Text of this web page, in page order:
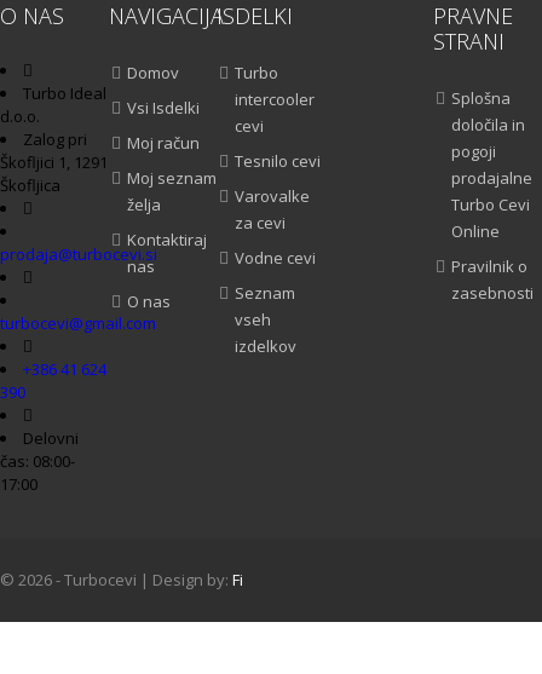
O NAS
Turbo Ideal
d.o.o.
Zalog pri
Škofljici 1, 1291
Škofljica
prodaja@turbocevi.si
turbocevi@gmail.com
+386 41 624
390
Delovni
čas: 08:00-
17:00
NAVIGACIJA
Domov
Vsi Isdelki
Moj račun
Moj seznam
želja
Kontaktiraj
nas
O nas
ISDELKI
Turbo
intercooler
cevi
Tesnilo cevi
Varovalke
za cevi
Vodne cevi
Seznam
vseh
izdelkov
PRAVNE
STRANI
Splošna
določila in
pogoji
prodajalne
Turbo Cevi
Online
Pravilnik o
zasebnosti
© 2026 - Turbocevi | Design by: Fi